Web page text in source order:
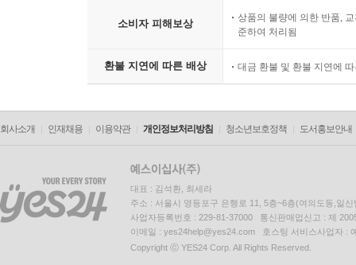
소비자 피해보상
상품의 불량에 의한 반품,
준하여 처리됨
환불 지연에 따른 배상 대금 환불 및 환불 지연에
회사소개 인재채용 이용약관 개인정보처리방침 청소년보호정책 도서홍보안내
대표 : 김석환, 최세라
주소 : 서울시 영등포구 은행로 11, 5층~6층(여의도동,일신
사업자등록번호 : 229-81-37000 통신판매업신고 : 제
이메일 : yes24help@yes24.com 호스팅 서비스사업자 :
Copyright ⓒ YES24 Corp. All Rights Reserved.